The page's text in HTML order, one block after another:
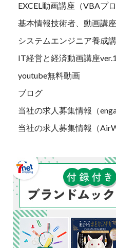
EXCEL動画講座（VBAプ
基本情報技術者、動画講
システムエンジニア養成
IT経営と経済動画講座ver.1
youtube無料動画
ブログ
当社の求人募集情報（
当社の求人募集情報（